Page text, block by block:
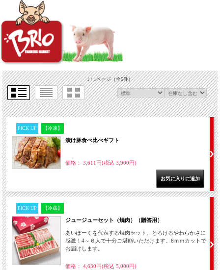
1 / 1ページ（全5件）
PICK UP 【冷凍】
漬け豚食べ比べギフト
価格： 3,611円(税込 3,900円)
PICK UP 【冷蔵】
ジュージューセット（焼肉）（贈答用）
あいぽーくを代表する焼肉セット。とろけるやわらかさに
感激！4～６人で十分ご堪能いただけます。8ｍｍカットで
お届けします。
価格： 4,630円(税込 5,000円)